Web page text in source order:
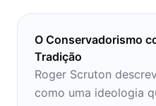
O Conservadorismo
Tradição
Roger Scruton
como uma ideologia